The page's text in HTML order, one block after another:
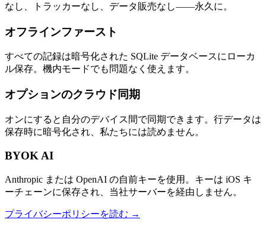
なし、トラッカーなし、データ販売なし——永久に。
オフラインファースト
すべての記録は暗号化された SQLite データベースにローカ
ル保存。機内モードでも問題なく使えます。
オプションのクラウド同期
オンにすると自分のデバイス間で同期できます。行データは
保存時に暗号化され、私たちには読めません。
BYOK AI
Anthropic または OpenAI の自前キーを使用。キーは iOS キ
ーチェーンに保存され、当社サーバーを経由しません。
プライバシーポリシーを読む →